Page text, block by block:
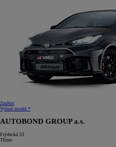
Změnit
Vybrat model *
AUTOBOND GROUP a.s.
Frýdecká 53
Třinec